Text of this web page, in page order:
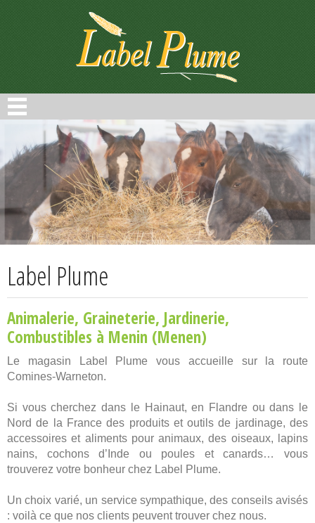
Label Plume
Animalerie, Graineterie, Jardinerie,
Combustibles à Menin (Menen)
Le magasin Label Plume vous accueille sur la route
Comines-Warneton.
Si vous cherchez dans le Hainaut, en Flandre ou dans le
Nord de la France des produits et outils de jardinage, des
accessoires et aliments pour animaux, des oiseaux, lapins
nains, cochons d’Inde ou poules et canards… vous
trouverez votre bonheur chez Label Plume.
Un choix varié, un service sympathique, des conseils avisés
: voilà ce que nos clients peuvent trouver chez nous.